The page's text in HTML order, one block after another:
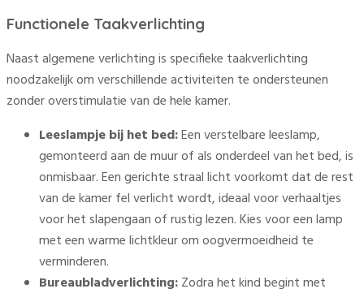
Functionele Taakverlichting
Naast algemene verlichting is specifieke taakverlichting
noodzakelijk om verschillende activiteiten te ondersteunen
zonder overstimulatie van de hele kamer.
Leeslampje bij het bed:Een verstelbare leeslamp,
gemonteerd aan de muur of als onderdeel van het bed, is
onmisbaar. Een gerichte straal licht voorkomt dat de rest
van de kamer fel verlicht wordt, ideaal voor verhaaltjes
voor het slapengaan of rustig lezen. Kies voor een lamp
met een warme lichtkleur om oogvermoeidheid te
verminderen.
Bureaubladverlichting:Zodra het kind begint met